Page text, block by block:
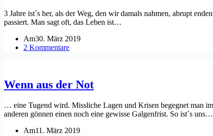
3 Jahre ist´s her, als der Weg, den wir damals nahmen, abrupt
passiert. Man sagt oft, das Leben ist…
Am30. März 2019
2 Kommentare
Wenn aus der Not
… eine Tugend wird. Missliche Lagen und Krisen begegnet man
anderen gönnen einen noch eine gewisse Galgenfrist. So ist´s uns…
Am11. März 2019